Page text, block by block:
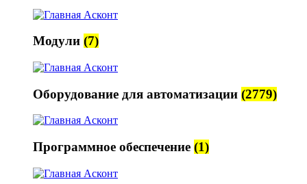
Модули (7)
Оборудование для автоматизации (2779)
Программное обеспечение (1)